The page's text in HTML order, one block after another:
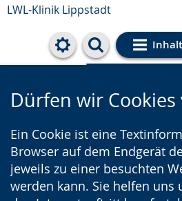
LWL-Klinik Lippstadt
Cookie-
Dürfen wir
Ein Cookie ist eine
Browser auf dem Endgerät
jeweils zu einer besuchten
werden kann. Sie helfen uns